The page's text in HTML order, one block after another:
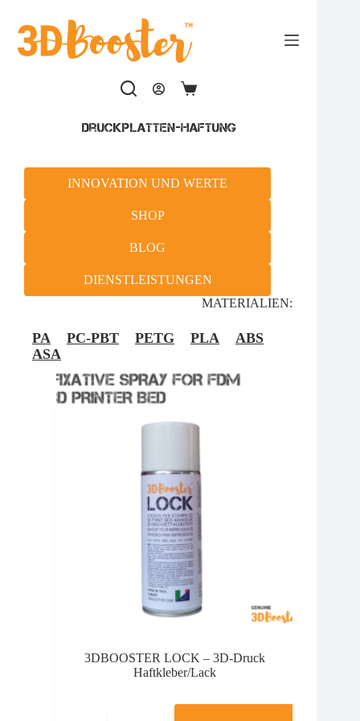
springen
Warenkorb
Druckplatten-Haftung
INNOVATION UND WERTE
SHOP
BLOG
DIENSTLEISTUNGEN
MATERIALIEN:
PA PC-PBT PETG PLA
ABS
ASA
3DBOOSTER LOCK – 3D-Druck
Haftkleber/Lack